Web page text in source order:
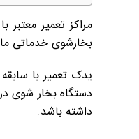
مراکز تعمیر
بخارشوی خدماتی
یدک تعمیر با
دستگاه بخار شوی
داشته باشد.